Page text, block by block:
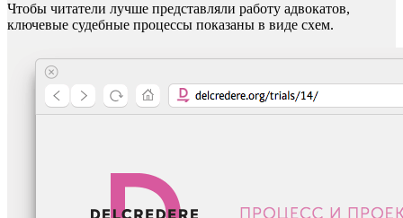
Чтобы читатели лучше представляли работу адвокатов,
ключевые судебные процессы показаны в виде схем.